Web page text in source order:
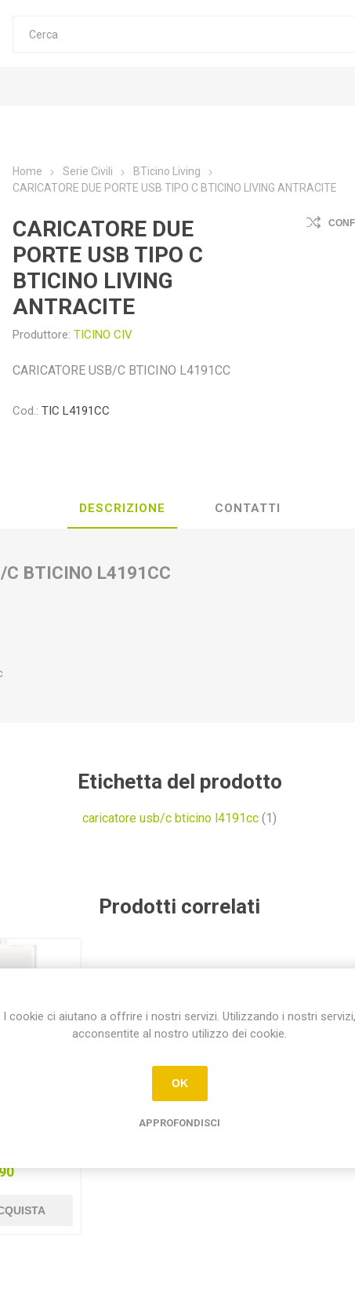
Home Serie Civili
BTicino Living
CARICATORE DUE PORTE USB TIPO C BTICINO LIVING ANTRACITE
CARICATORE DUE
PORTE USB TIPO C
BTICINO LIVING
ANTRACITE
Produttore: TICINO CIV
CARICATORE USB/C BTICINO L4191CC
Cod.: TIC L4191CC
DESCRIZIONE CONTATTI
C BTICINO L4191CC
Etichetta del prodotto
caricatore usb/c bticino l4191cc (1)
Prodotti correlati
matix con
C - 20W
I cookie ci aiutano a offrire i nostri servizi. Utilizzando i nostri servizi,
acconsentite al nostro utilizzo dei cookie.
OK
APPROFONDISCI